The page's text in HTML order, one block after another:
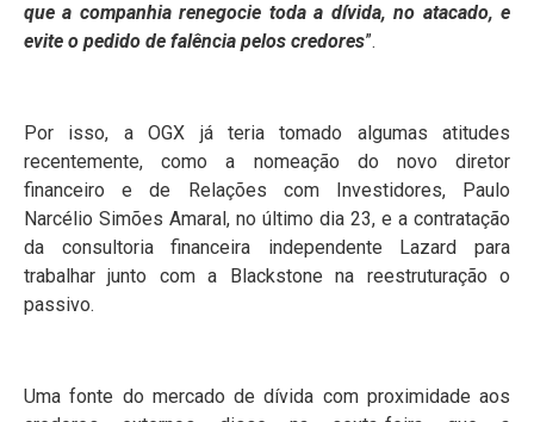
que a companhia renegocie toda a dívida, no atacado, e
evite o pedido de falência pelos credores”.
Por isso, a OGX já teria tomado algumas atitudes
recentemente, como a nomeação do novo diretor
financeiro e de Relações com Investidores, Paulo
Narcélio Simões Amaral, no último dia 23, e a contratação
da consultoria financeira independente Lazard para
trabalhar junto com a Blackstone na reestruturação o
passivo.
Uma fonte do mercado de dívida com proximidade aos